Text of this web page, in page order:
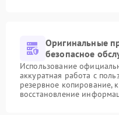
Оригинальные
безопасное
Использование
аккуратная работа с
резервное копирование,
восстановление